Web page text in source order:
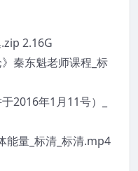
2.16G
秦东魁老师课程_标
2016年1月11号）_
能量_标清_标清.mp4